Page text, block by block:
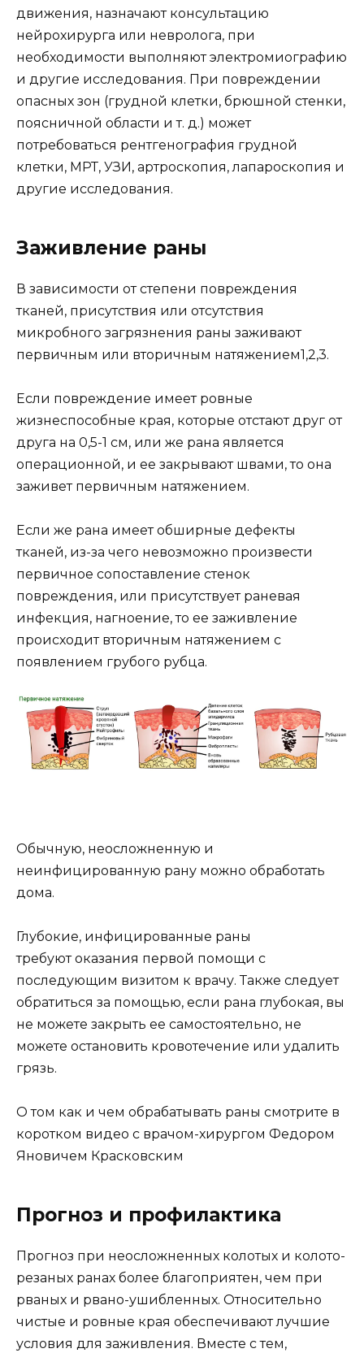
движения, назначают консультацию
нейрохирурга или невролога, при
необходимости выполняют электромиографию
и другие исследования. При повреждении
опасных зон (грудной клетки, брюшной стенки,
поясничной области и т. д.) может
потребоваться рентгенография грудной
клетки, МРТ, УЗИ, артроскопия, лапароскопия и
другие исследования.
Заживление раны
В зависимости от степени повреждения
тканей, присутствия или отсутствия
микробного загрязнения раны заживают
первичным или вторичным натяжением1,2,3.
Если повреждение имеет ровные
жизнеспособные края, которые отстают друг от
друга на 0,5-1 см, или же рана является
операционной, и ее закрывают швами, то она
заживет первичным натяжением.
Если же рана имеет обширные дефекты
тканей, из-за чего невозможно произвести
первичное сопоставление стенок
повреждения, или присутствует раневая
инфекция, нагноение, то ее заживление
происходит вторичным натяжением с
появлением грубого рубца.
Обычную, неосложненную и
неинфицированную рану можно обработать
дома.
Глубокие, инфицированные раны
требуют оказания первой помощи с
последующим визитом к врачу. Также следует
обратиться за помощью, если рана глубокая, вы
не можете закрыть ее самостоятельно, не
можете остановить кровотечение или удалить
грязь.
О том как и чем обрабатывать раны смотрите в
коротком видео с врачом-хирургом Федором
Яновичем Красковским
Прогноз и профилактика
Прогноз при неосложненных колотых и колото-
резаных ранах более благоприятен, чем при
рваных и рвано-ушибленных. Относительно
чистые и ровные края обеспечивают лучшие
условия для заживления. Вместе с тем,